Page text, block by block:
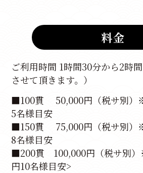
料金
ご利用時間 1時間30分から2時
させて頂きます。）
■100貫 50,000円（税サ別）
5名様目安
■150貫 75,000円（税サ別）
8名様目安
■200貫 100,000円（税サ別）
円10名様目安>